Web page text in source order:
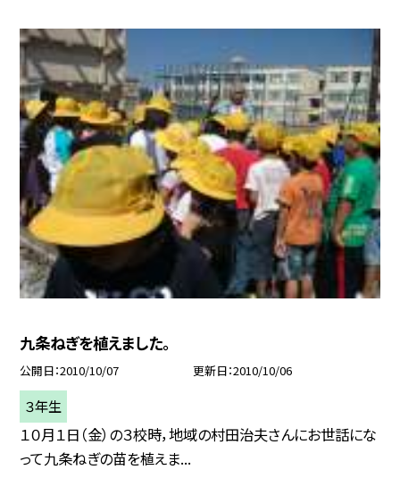
九条ねぎを植えました。
公開日 2010/10/07 更新日 2010/10/06
３年生
１０月１日（金）の３校時，地域の村田治夫さんにお世話にな
って九条ねぎの苗を植えま...